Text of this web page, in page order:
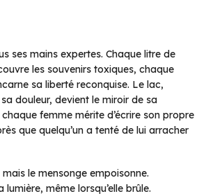
ses mains expertes. Chaque litre de
les souvenirs toxiques, chaque
sa liberté reconquise. Le lac,
douleur, devient le miroir de sa
femme mérite d’écrire son propre
que quelqu’un a tenté de lui arracher
le mensonge empoisonne.
lumière, même lorsqu’elle brûle.